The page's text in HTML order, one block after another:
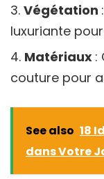
Végétation
luxuriante
Matériaux :
couture pour
See also 18
dans Votre